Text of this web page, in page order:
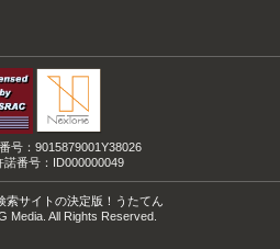
号：9015879001Y38026
諾番号：ID000000049
索サイトの決定版！うたてん
Media. All Rights Reserved.